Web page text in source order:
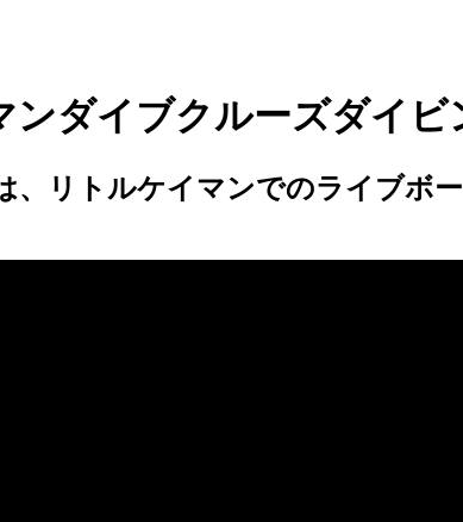
ンダイブクルーズダイビ
、リトルケイマンでのライブボ